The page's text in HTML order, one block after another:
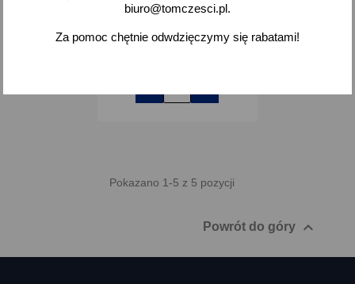
2,14 zł brutto
Pokazano 1-5 z 5 pozycji
Powrót do góry 
biuro@tomczesci.pl.
Za pomoc chętnie odwdzięczymy się rabatami!